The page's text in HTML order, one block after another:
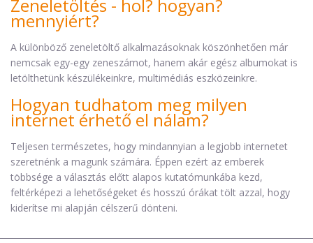
Zeneletöltés - hol? hogyan?
mennyiért?
A különböző zeneletöltő alkalmazásoknak köszönhetően már
nemcsak egy-egy zeneszámot, hanem akár egész albumokat is
letölthetünk készülékeinkre, multimédiás eszközeinkre.
Hogyan tudhatom meg milyen
internet érhető el nálam?
Teljesen természetes, hogy mindannyian a legjobb internetet
szeretnénk a magunk számára. Éppen ezért az emberek
többsége a választás előtt alapos kutatómunkába kezd,
feltérképezi a lehetőségeket és hosszú órákat tölt azzal, hogy
kiderítse mi alapján célszerű dönteni.